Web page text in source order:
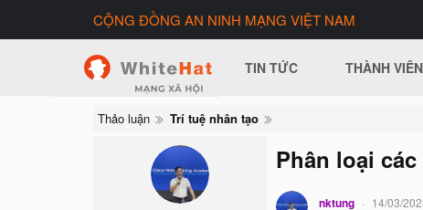
CỘNG ĐỒNG AN NINH MẠNG VIỆT NAM
TIN TỨC THÀNH VIÊN
Thảo luận Trí tuệ nhân tạo
Phân loại
nktung 14/03/